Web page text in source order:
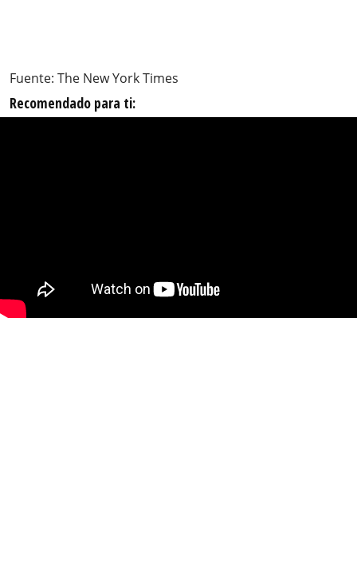
Fuente: The New York Times
Recomendado para ti: